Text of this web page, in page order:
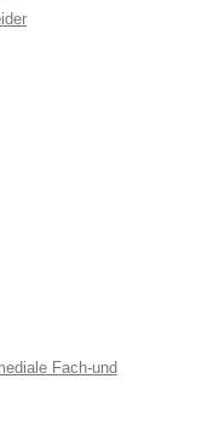
Fach-und